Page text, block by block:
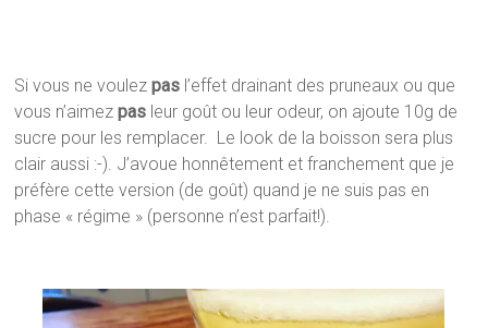
Si vous ne voulezpas l’effet drainant des pruneaux ou que
vous n’aimezpas leur goût ou leur odeur, on ajoute 10g de
sucre pour les remplacer. Le look de la boisson sera plus
clair aussi :-). J’avoue honnêtement et franchement que je
préfère cette version (de goût) quand je ne suis pas en
phase « régime » (personne n’est parfait!).